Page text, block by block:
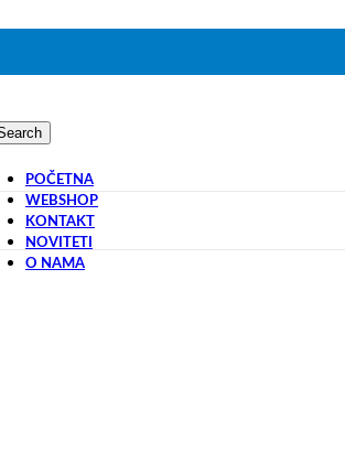
POČETNA
WEBSHOP
KONTAKT
NOVITETI
O NAMA